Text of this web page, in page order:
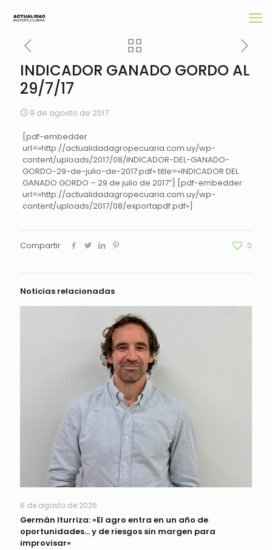
INDICADOR GANADO GORDO AL
29/7/17
9 de agosto de 2017
[pdf-embedder
url=»http://actualidadagropecuaria.com.uy/wp-
content/uploads/2017/08/INDICADOR-DEL-GANADO-
GORDO-29-de-julio-de-2017.pdf» title=»INDICADOR DEL
GANADO GORDO – 29 de julio de 2017″] [pdf-embedder
url=»http://actualidadagropecuaria.com.uy/wp-
content/uploads/2017/08/exportapdf.pdf»]
Compartir 0
Noticias relacionadas
6 de agosto de 2026
Germán Iturriza: «El agro entra en un año de
oportunidades… y de riesgos sin margen para
improvisar»